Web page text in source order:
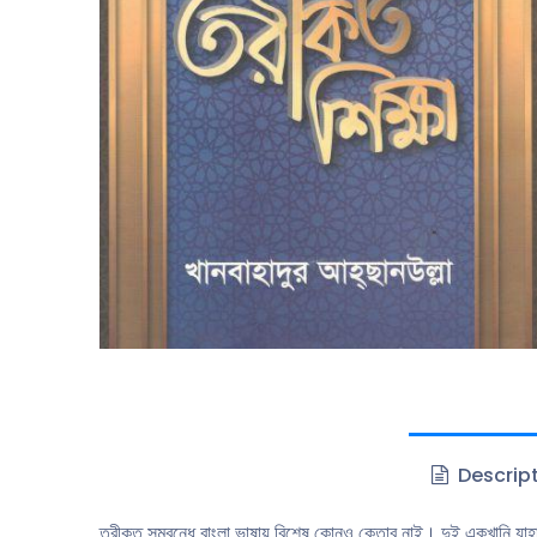
তরীকত সম্বন্ধে বাংলা ভাষায় বিশেষ কোনও কেতাব নাই। দুই একখানি